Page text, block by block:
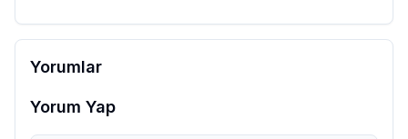
Yorumlar
Yorum Yap